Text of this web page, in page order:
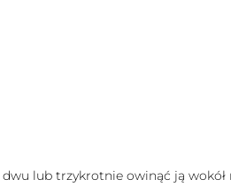
lub trzykrotnie owinąć ją wokół